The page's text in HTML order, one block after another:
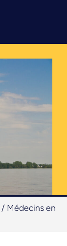
/ Médecins en